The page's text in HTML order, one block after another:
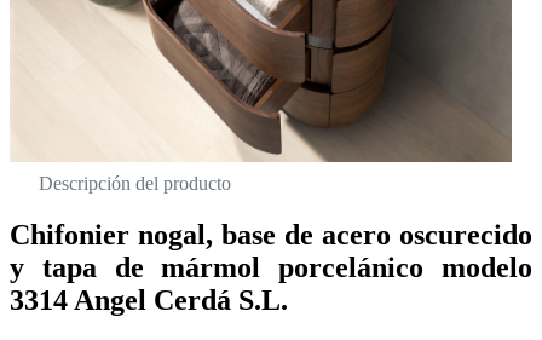
Descripción del producto
Chifonier nogal, base de acero oscurecido
y tapa de mármol porcelánico modelo
3314 Angel Cerdá S.L.